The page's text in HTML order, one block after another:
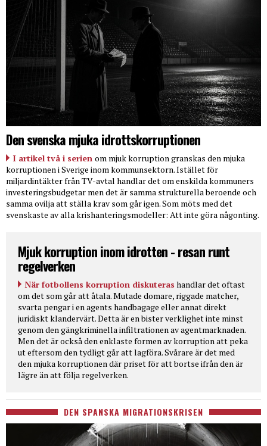
Den svenska mjuka idrottskorruptionen
I artikel två i serien om mjuk korruption granskas den mjuka
korruptionen i Sverige inom kommunsektorn. Istället för
miljardintäkter från TV-avtal handlar det om enskilda kommuners
investeringsbudgetar men det är samma strukturella beroende och
samma ovilja att ställa krav som går igen. Som möts med det
svenskaste av alla krishanteringsmodeller: Att inte göra någonting.
Mjuk korruption inom idrotten - resan runt
regelverken
När fotbollens korruption diskuteras handlar det oftast
om det som går att åtala. Mutade domare, riggade matcher,
svarta pengar i en agents handbagage eller annat direkt
juridiskt klandervärt. Detta är en bister verklighet inte minst
genom den gängkriminella infiltrationen av agentmarknaden.
Men det är också den enklaste formen av korruption att peka
ut eftersom den tydligt går att lagföra. Svårare är det med
den mjuka korruptionen där priset för att bortse ifrån den är
lägre än att följa regelverken.
DEN SPANSKA MIGRATIONSKRISEN